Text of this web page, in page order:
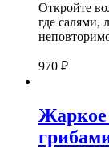
Откройте
где салями,
970 ₽
Жаркое